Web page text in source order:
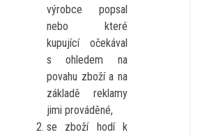
výrobce popsal
nebo které
kupující očekával
s ohledem na
povahu zboží a na
základě reklamy
jimi prováděné,
se zboží hodí k